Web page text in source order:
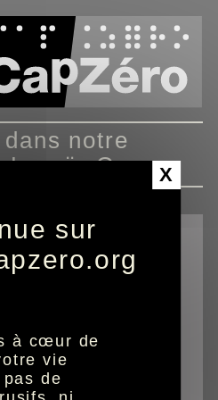
notre
Lenaïg Corson
X
sur
à cœur de
vie
de